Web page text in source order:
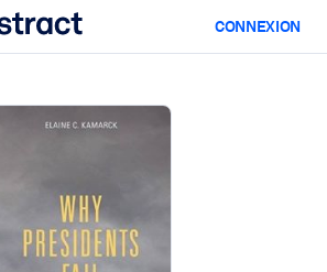
IA
à la nouvelle ère du travail.
d’IA
CONNEXION